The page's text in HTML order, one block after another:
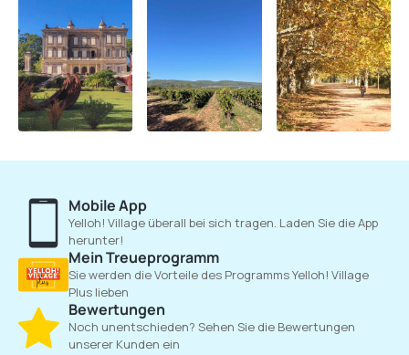
Mobile App
Yelloh! Village überall bei sich tragen. Laden Sie die App
herunter!
Mein Treueprogramm
Sie werden die Vorteile des Programms Yelloh! Village
Plus lieben
Bewertungen
Noch unentschieden? Sehen Sie die Bewertungen
unserer Kunden ein